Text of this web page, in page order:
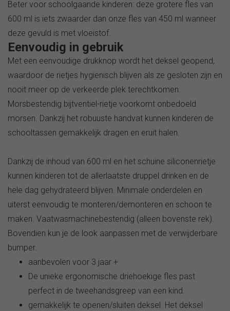
Beter voor schoolgaande kinderen: deze grotere fles van
600 ml is iets zwaarder dan onze fles van 450 ml wanneer
deze gevuld is met vloeistof.
Eenvoudig in gebruik
Met een eenvoudige drukknop wordt het deksel geopend,
waardoor de rietjes hygiënisch blijven als ze gesloten zijn en
nooit meer op de verkeerde plek terechtkomen.
Morsbestendig bijtventiel-rietje voorkomt onbedoeld
morsen. Dankzij het robuuste handvat kunnen kinderen de
schooltassen gemakkelijk dragen en eruit halen.
Dankzij de inhoud van 600 ml en het schuine siliconenrietje
kunnen kinderen tot de allerlaatste druppel drinken en de
hele dag gehydrateerd blijven. Minimale onderdelen en
uiterst eenvoudig te monteren/demonteren en schoon te
maken. Vaatwasmachinebestendig (alleen bovenste rek).
Bovendien kun je de look aanpassen met de verwijderbare
bumper.
aanbevolen voor 3 jaar +
De unieke ergonomische driehoekige fles past
perfect in de tweehandsgreep van een kind.
gemakkelijk te openen/sluiten deksel. Het deksel